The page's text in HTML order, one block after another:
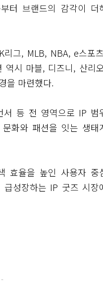
터 브랜드의 감각이 더
리그, MLB, NBA, e스포
역시 마블, 디즈니, 산리
을 마련했다.
서 등 전 영역으로 IP 범
화와 패션을 잇는 생태
효율을 높인 사용자 중
성장하는 IP 굿즈 시장